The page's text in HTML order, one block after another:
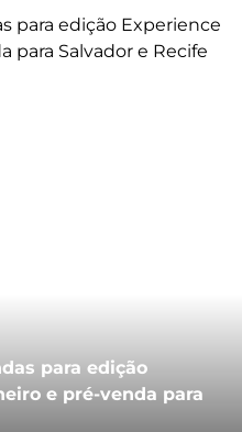
para edição
e pré-venda para